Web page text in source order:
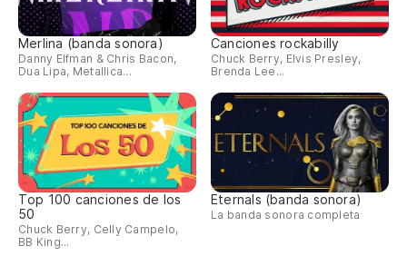
Merlina (banda sonora)
Danny Elfman & Chris Bacon,
Dua Lipa, Metallica...
Canciones rockabilly
Chuck Berry, Elvis Presley,
Brenda Lee...
Top 100 canciones de los
50
Chuck Berry, Celly Campelo,
BB King...
Eternals (banda sonora)
La banda sonora completa